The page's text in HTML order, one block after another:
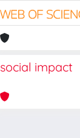
social impact